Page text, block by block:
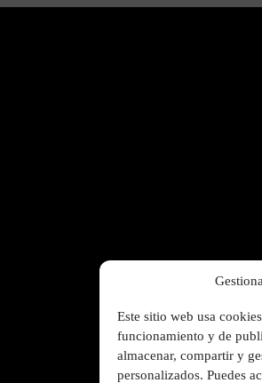
Este sitio web usa
funcionamiento y de
almacenar, compartir y
personalizados. Puedes